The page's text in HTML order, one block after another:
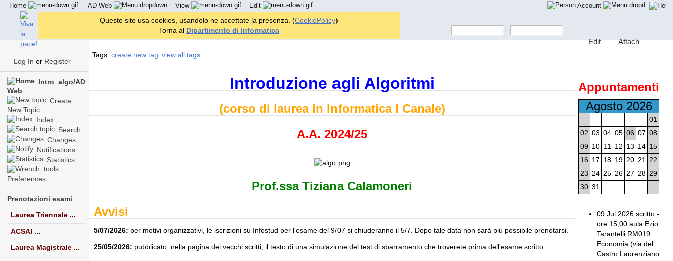
Tags:create new tag view all tags
Introduzione agli Algoritmi
(corso di laurea in Informatica I Canale)
A.A. 2024/25
Prof.ssa Tiziana Calamoneri
Avvisi
5/07/2026: per motivi organizzativi, le iscrizioni su Infostud per l'esame del 9/07 si chiuderanno il 5/7. Dopo tale data non sarà più possibile prenotarsi.
25/05/2026: pubblicato, nella pagina dei vecchi scritti, il testo di una simulazione del test di sbarramento che troverete prima dell'esame scritto.
Appuntamenti
Agosto 2026
01
02 03 04 05 06 07 08
09 10 11 12 13 14 15
16 17 18 19 20 21
22
23 24 25 26 27 28 29
30 31
09 Jul 2026 scritto -
ore 15,00 aula Ezio
Tarantelli RM019
Economia (via del
Castro Laurenziano
Log In or Register
Intro_algo/AD
Web
Create
New Topic
Index
Search
Changes
Notifications
Statistics
Preferences
Prenotazioni esami
Laurea Triennale ...
ACSAI ...
Laurea Magistrale ...
Home AD Web View Edit
Account
Questo sito usa cookies, usandolo ne accettate la presenza. (CookiePolicy)
Torna al
Dipartimento di Informatica
Edit Attach